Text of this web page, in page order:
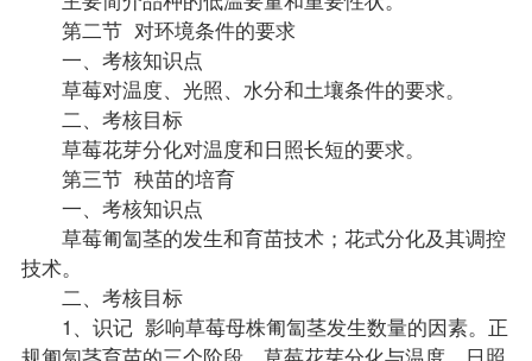
第二节 对环境条件的要求
一、考核知识点
草莓对温度、光照、水分和土壤条件的要求。
二、考核目标
草莓花芽分化对温度和日照长短的要求。
第三节 秧苗的培育
一、考核知识点
草莓匍匐茎的发生和育苗技术；花式分化及其调控
技术。
二、考核目标
1、识记 影响草莓母株匍匐茎发生数量的因素。正